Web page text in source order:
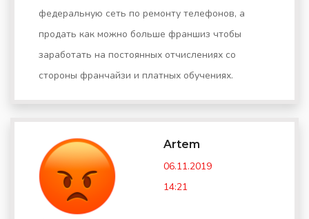
федеральную сеть по ремонту телефонов, а
продать как можно больше франшиз чтобы
заработать на постоянных отчислениях со
стороны франчайзи и платных обучениях.
Artem
06.11.2019
14:21